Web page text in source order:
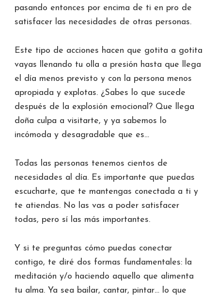
pasando entonces por encima de ti en pro de
satisfacer las necesidades de otras personas.
Este tipo de acciones hacen que gotita a gotita
vayas llenando tu olla a presión hasta que llega
el día menos previsto y con la persona menos
apropiada y explotas. ¿Sabes lo que sucede
después de la explosión emocional? Que llega
doña culpa a visitarte, y ya sabemos lo
incómoda y desagradable que es…
Todas las personas tenemos cientos de
necesidades al día. Es importante que puedas
escucharte, que te mantengas conectada a ti y
te atiendas. No las vas a poder satisfacer
todas, pero sí las más importantes.
Y si te preguntas cómo puedas conectar
contigo, te diré dos formas fundamentales: la
meditación y/o haciendo aquello que alimenta
tu alma. Ya sea bailar, cantar, pintar… lo que